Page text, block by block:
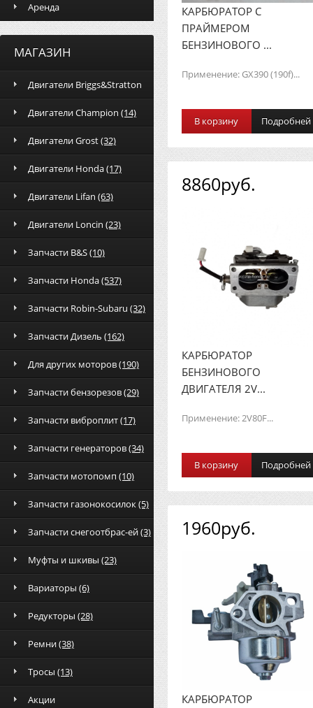
Аренда
МАГАЗИН
Двигатели Briggs&Stratton
Двигатели Champion (14)
Двигатели Grost(32)
Двигатели Honda(17)
Двигатели Lifan (63)
Двигатели Loncin (23)
Запчасти B&S(10)
Запчасти Honda(537)
Запчасти Robin-Subaru (32)
Запчасти Дизель (162)
Для других моторов(190)
Запчасти бензорезов(29)
Запчасти виброплит(17)
Запчасти генераторов(34)
Запчасти мотопомп (10)
Запчасти газонокосилок(5)
Запчасти снегоотбрас-ей(3)
Муфты и шкивы (23)
Вариаторы (6)
Редукторы (28)
Ремни(38)
Тросы (13)
Акции
КАРБЮРАТОР C
ПРАЙМЕРОМ
БЕНЗИНОВОГО ...
Применение: GX390 (190f)...
В корзину Подробней
8860руб.
КАРБЮРАТОР
БЕНЗИНОВОГО
ДВИГАТЕЛЯ 2V...
Применение: 2V80F...
В корзину Подробней
1960руб.
КАРБЮРАТОР